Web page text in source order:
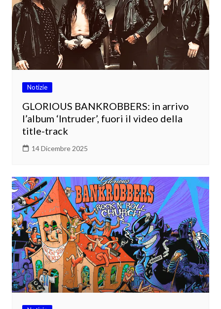
Notizie
GLORIOUS BANKROBBERS: in arrivo
l’album ‘Intruder’, fuori il video della
title-track
14 Dicembre 2025